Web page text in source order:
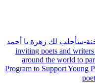
-سأجلب لك زهرة يا أحمد
" inviting poets and
around the world to
Program to Support Young